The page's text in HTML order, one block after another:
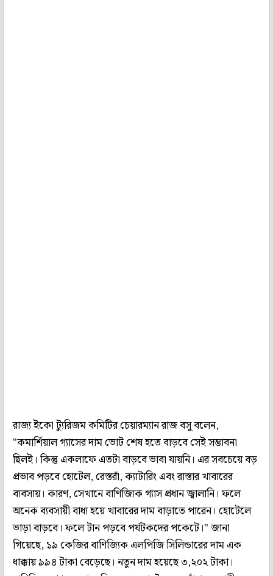
রাজ্য ইকো ট্যুরিজম কমিটির চেয়ারম্যান রাজ বসু বলেন,
"কমার্শিয়াল গ্যাসের দাম ভোট শেষ হতে বাড়বে সেই সম্ভাবনা
ছিলই। কিন্তু একলাফে এতটা বাড়বে ভাবা যায়নি। এর সবচেয়ে বড়
প্রভাব পড়বে হোটেল, রেস্তরাঁ, ক্যাটারিং এবং রাস্তার খাবারের
ব্যবসায়। কারণ, সেখানে বাণিজ্যিক গ্যাস প্রধান জ্বালানি। ফলে
অনেক ব্যবসায়ী বাধ্য হয়ে খাবারের দাম বাড়াতে পারেন। হোটেলে
ভাড়া বাড়বে। ফলে টান পড়বে পর্যটকদের পকেটে।" জানা
গিয়েছে, ১৯ কেজির বাণিজ্যিক এলপিজি সিলিন্ডারের দাম এক
ধাক্কায় ৯৯৪ টাকা বেড়েছে। নতুন দাম হয়েছে ৩,২০২ টাকা।